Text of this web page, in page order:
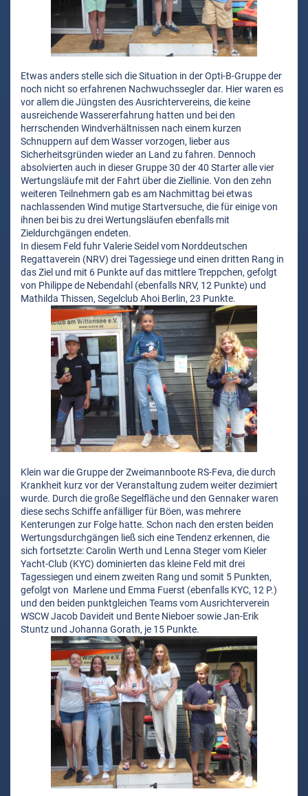
Etwas anders stelle sich die Situation in der Opti-B-Gruppe der
noch nicht so erfahrenen Nachwuchssegler dar. Hier waren es
vor allem die Jüngsten des Ausrichtervereins, die keine
ausreichende Wassererfahrung hatten und bei den
herrschenden Windverhältnissen nach einem kurzen
Schnuppern auf dem Wasser vorzogen, lieber aus
Sicherheitsgründen wieder an Land zu fahren. Dennoch
absolvierten auch in dieser Gruppe 30 der 40 Starter alle vier
Wertungsläufe mit der Fahrt über die Ziellinie. Von den zehn
weiteren Teilnehmern gab es am Nachmittag bei etwas
nachlassenden Wind mutige Startversuche, die für einige von
ihnen bei bis zu drei Wertungsläufen ebenfalls mit
Zieldurchgängen endeten.
In diesem Feld fuhr Valerie Seidel vom Norddeutschen
Regattaverein (NRV) drei Tagessiege und einen dritten Rang in
das Ziel und mit 6 Punkte auf das mittlere Treppchen, gefolgt
von Philippe de Nebendahl (ebenfalls NRV, 12 Punkte) und
Mathilda Thissen, Segelclub Ahoi Berlin, 23 Punkte.
Klein war die Gruppe der Zweimannboote RS-Feva, die durch
Krankheit kurz vor der Veranstaltung zudem weiter dezimiert
wurde. Durch die große Segelfläche und den Gennaker waren
diese sechs Schiffe anfälliger für Böen, was mehrere
Kenterungen zur Folge hatte. Schon nach den ersten beiden
Wertungsdurchgängen ließ sich eine Tendenz erkennen, die
sich fortsetzte: Carolin Werth und Lenna Steger vom Kieler
Yacht-Club (KYC) dominierten das kleine Feld mit drei
Tagessiegen und einem zweiten Rang und somit 5 Punkten,
gefolgt von Marlene und Emma Fuerst (ebenfalls KYC, 12 P.)
und den beiden punktgleichen Teams vom Ausrichterverein
WSCW Jacob Davideit und Bente Nieboer sowie Jan-Erik
Stuntz und Johanna Gorath, je 15 Punkte.